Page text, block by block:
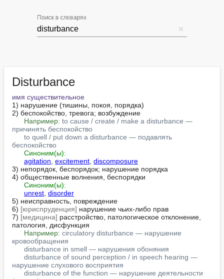
Поиск в словарях
Disturbance
имя существительное
1) нарушение (тишины, покоя, порядка)
2) беспокойство, тревога; возбуждение
Например: to cause / create / make a disturbance —
причинять беспокойство
to quell / put down a disturbance — подавлять
беспокойство
Синоним(ы):
agitation excitement discomposure
3) непорядок, беспорядок; нарушение порядка
4) общественные волнения, беспорядки
Синоним(ы):
unrest disorder
5) неисправность, повреждение
6) [юриспруденция] нарушение чьих-либо прав
7) [медицина] расстройство, патологическое отклонение,
патология, дисфункция
Например: circulatory disturbance — нарушение
кровообращения
disturbance in smell — нарушения обоняния
disturbance of sound perception / in speech hearing —
нарушение слухового восприятия
disturbance of the function — нарушение деятельности